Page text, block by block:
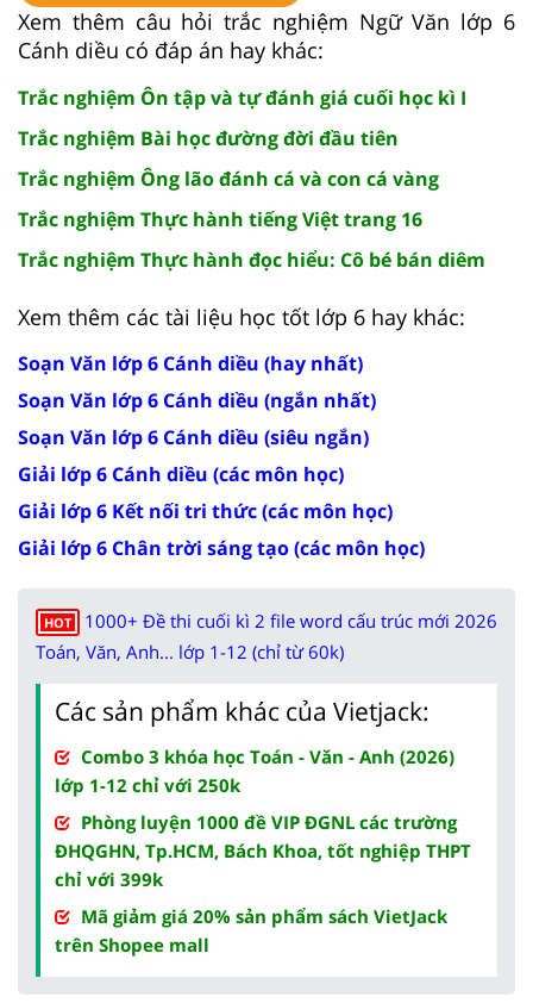
Xem thêm câu hỏi trắc nghiệm Ngữ Văn lớp 6
Cánh diều có đáp án hay khác:
Trắc nghiệm Ôn tập và tự đánh giá cuối học kì I
Trắc nghiệm Bài học đường đời đầu tiên
Trắc nghiệm Ông lão đánh cá và con cá vàng
Trắc nghiệm Thực hành tiếng Việt trang 16
Trắc nghiệm Thực hành đọc hiểu: Cô bé bán diêm
Xem thêm các tài liệu học tốt lớp 6 hay khác:
Soạn Văn lớp 6 Cánh diều (hay nhất)
Soạn Văn lớp 6 Cánh diều (ngắn nhất)
Soạn Văn lớp 6 Cánh diều (siêu ngắn)
Giải lớp 6 Cánh diều (các môn học)
Giải lớp 6 Kết nối tri thức (các môn học)
Giải lớp 6 Chân trời sáng tạo (các môn học)
HOT
1000+ Đề thi cuối kì 2 file word cấu trúc mới 2026
Toán, Văn, Anh... lớp 1-12 (chỉ từ 60k)
Các sản phẩm khác của Vietjack:
Combo 3 khóa học Toán - Văn - Anh (2026)
lớp 1-12 chỉ với 250k
Phòng luyện 1000 đề VIP ĐGNL các trường
ĐHQGHN, Tp.HCM, Bách Khoa, tốt nghiệp THPT
chỉ với 399k
Mã giảm giá 20% sản phẩm sách VietJack
trên Shopee mall